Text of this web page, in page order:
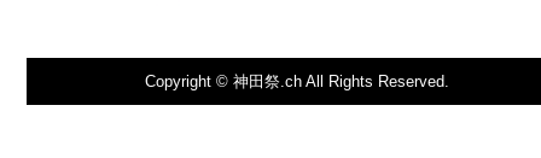
Copyright © 神田祭.ch All Rights Reserved.